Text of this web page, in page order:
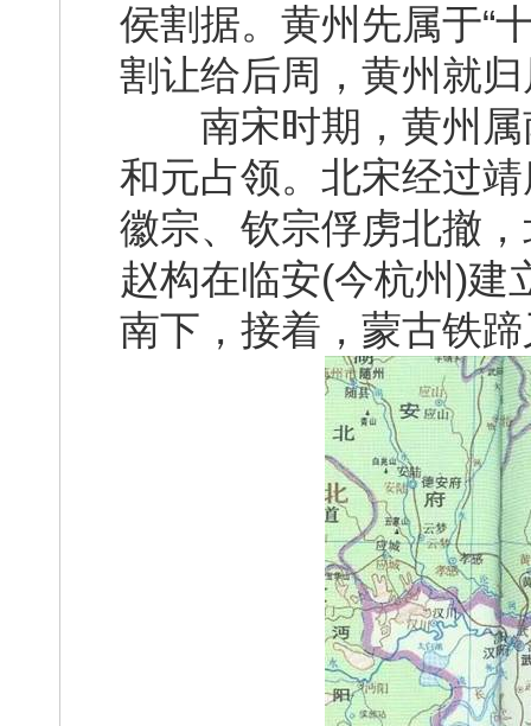
侯割据。黄州先属于“
割让给后周，黄州就归
南宋时期，黄州属
和元占领。北宋经过
徽宗、钦宗俘虏北撤
赵构在临安(今杭州)建
南下，接着，蒙古铁